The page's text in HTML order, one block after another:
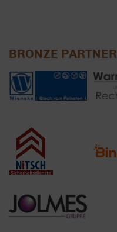
BRONZE PARTNER